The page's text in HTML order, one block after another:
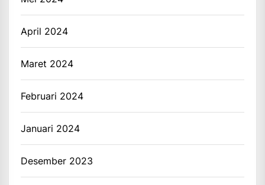
April 2024
Maret 2024
Februari 2024
Januari 2024
Desember 2023